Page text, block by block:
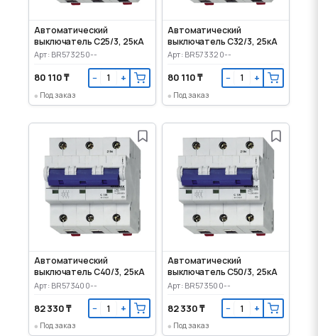
Автоматический
выключатель C25/3, 25кА
Арт: BR573250--
80 110 ₸ − +
Под заказ
Автоматический
выключатель C32/3, 25кА
Арт: BR573320--
80 110 ₸ − +
Под заказ
Автоматический
выключатель C40/3, 25кА
Арт: BR573400--
82 330 ₸ − +
Под заказ
Автоматический
выключатель C50/3, 25кА
Арт: BR573500--
82 330 ₸ − +
Под заказ